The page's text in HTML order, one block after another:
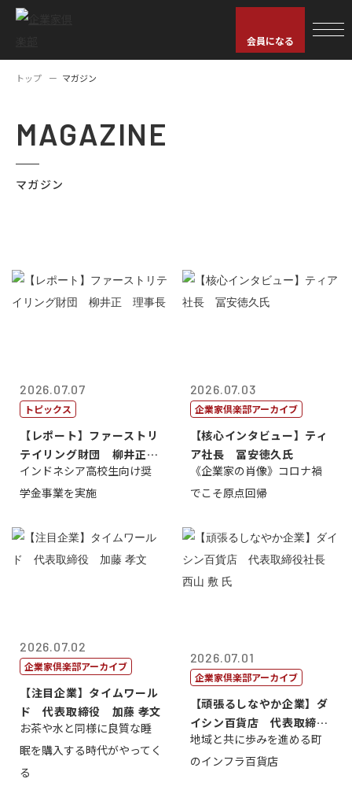
会員になる
トップ マガジン
MAGAZINE
マガジン
2026.07.07
トピックス
【レポート】ファーストリ
テイリング財団 柳井正
理事長
インドネシア高校生向け奨
学金事業を実施
2026.07.03
企業家倶楽部アーカイブ
【核心インタビュー】ティ
ア社長 冨安徳久氏
《企業家の肖像》コロナ禍
でこそ原点回帰
2026.07.02
企業家倶楽部アーカイブ
【注目企業】タイムワール
ド 代表取締役 加藤 孝文
お茶や水と同様に良質な睡
眠を購入する時代がやってく
る
2026.07.01
企業家倶楽部アーカイブ
【頑張るしなやか企業】ダ
イシン百貨店 代表取締役
社長 西山 ...
地域と共に歩みを進める町
のインフラ百貨店